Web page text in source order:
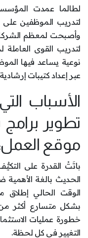
لطالما عمدت
لتدريب الموظفين على
وأصبحت لمعظم
لتدريب القوى
نوعية يساعد فيها
عبر إعداد كتيبات
الأسباب
تطوير
موقع
باتَتْ القدرة على
الحديث بالغة
الوقت الحالي إطلاق
بشكل متسارع أكثر
خطورة عمليات
التغيير في كل لحظة.